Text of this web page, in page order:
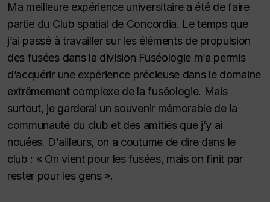
Ma meilleure expérience universitaire a été de faire
partie du Club spatial de Concordia. Le temps que
j’ai passé à travailler sur les éléments de propulsion
des fusées dans la division Fuséologie m’a permis
d’acquérir une expérience précieuse dans le domaine
extrêmement complexe de la fuséologie. Mais
surtout, je garderai un souvenir mémorable de la
communauté du club et des amitiés que j’y ai
nouées. D’ailleurs, on a coutume de dire dans le
club : « On vient pour les fusées, mais on finit par
rester pour les gens ».